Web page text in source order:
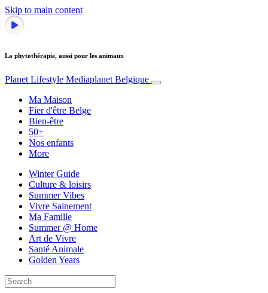
Skip to main content
La phytothérapie, aussi pour les animaux
Planet Lifestyle Mediaplanet Belgique
Ma Maison
Fier d'être Belge
Bien-être
50+
Nos enfants
More
Winter Guide
Culture & loisirs
Summer Vibes
Vivre Sainement
Ma Famille
Summer @ Home
Art de Vivre
Santé Animale
Golden Years